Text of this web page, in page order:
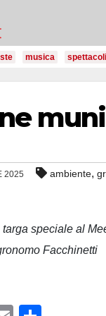
musica spettacoli
2025 ambiente,
speciale al
Facchinetti